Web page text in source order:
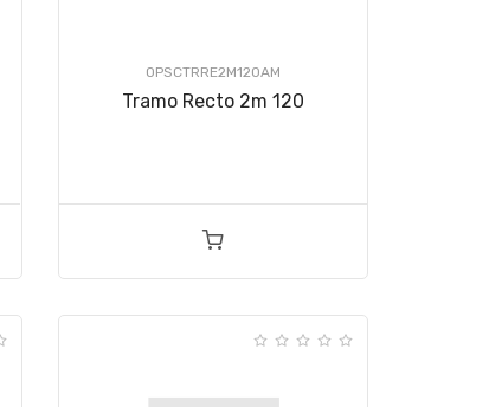
OPSCTRRE2M120AM
Tramo Recto 2m 120